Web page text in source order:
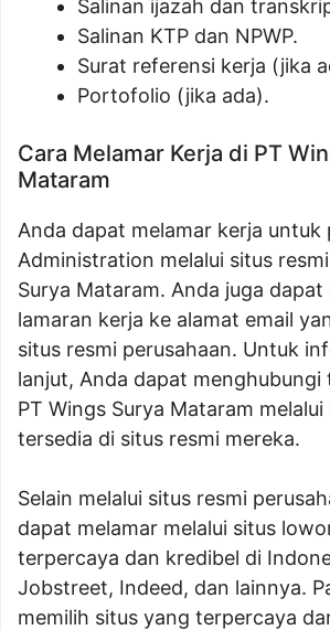
Salinan ijazah dan
Salinan KTP dan NPWP.
Surat referensi kerja (jika
Portofolio (jika ada).
Cara Melamar Kerja di PT
Mataram
Anda dapat melamar kerja untuk
Administration melalui situs
Surya Mataram. Anda juga
lamaran kerja ke alamat email
situs resmi perusahaan. Untuk
lanjut, Anda dapat menghubungi
PT Wings Surya Mataram
tersedia di situs resmi mereka.
Selain melalui situs resmi
dapat melamar melalui situs
terpercaya dan kredibel di
Jobstreet, Indeed, dan lainnya.
memilih situs yang terpercaya